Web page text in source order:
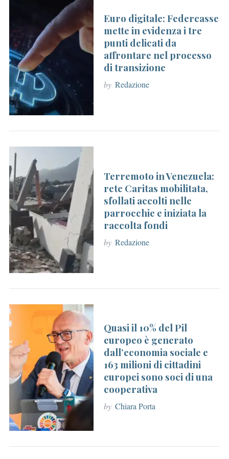
Euro digitale: Federcasse
mette in evidenza i tre
punti delicati da
affrontare nel processo
di transizione
by Redazione
Terremoto in Venezuela:
rete Caritas mobilitata,
sfollati accolti nelle
parrocchie e iniziata la
raccolta fondi
by Redazione
Quasi il 10% del Pil
europeo è generato
dall’economia sociale e
163 milioni di cittadini
europei sono soci di una
cooperativa
by Chiara Porta
c
h
f
o
r
: